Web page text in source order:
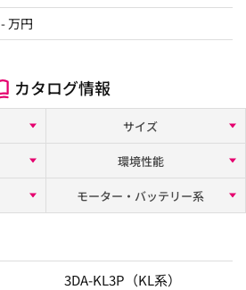
- 万円
カタログ情報
サイズ
環境性能
モーター・バッテリー系
3DA-KL3P（KL系）